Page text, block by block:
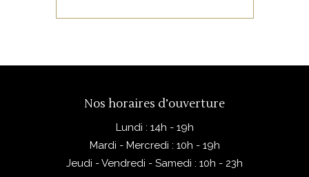
Nos horaires d’ouverture
Lundi : 14h - 19h
Mardi - Mercredi : 10h - 19h
Jeudi - Vendredi - Samedi : 10h - 23h